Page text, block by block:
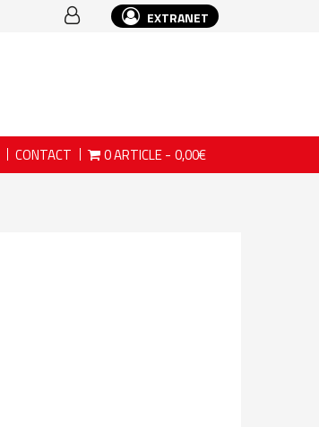
EXTRANET
CONTACT 0 ARTICLE 0,00€